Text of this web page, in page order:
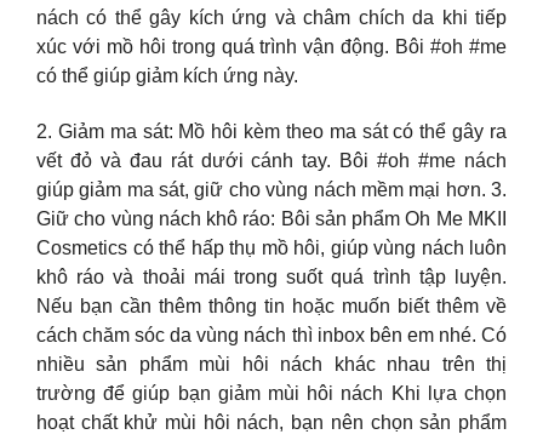
nách có thể gây kích ứng và châm chích da khi tiếp
xúc với mồ hôi trong quá trình vận động. Bôi #oh #me
có thể giúp giảm kích ứng này.
2. Giảm ma sát: Mồ hôi kèm theo ma sát có thể gây ra
vết đỏ và đau rát dưới cánh tay. Bôi #oh #me nách
giúp giảm ma sát, giữ cho vùng nách mềm mại hơn. 3.
Giữ cho vùng nách khô ráo: Bôi sản phẩm Oh Me MKII
Cosmetics có thể hấp thụ mồ hôi, giúp vùng nách luôn
khô ráo và thoải mái trong suốt quá trình tập luyện.
Nếu bạn cần thêm thông tin hoặc muốn biết thêm về
cách chăm sóc da vùng nách thì inbox bên em nhé. Có
nhiều sản phẩm mùi hôi nách khác nhau trên thị
trường để giúp bạn giảm mùi hôi nách Khi lựa chọn
hoạt chất khử mùi hôi nách, bạn nên chọn sản phẩm